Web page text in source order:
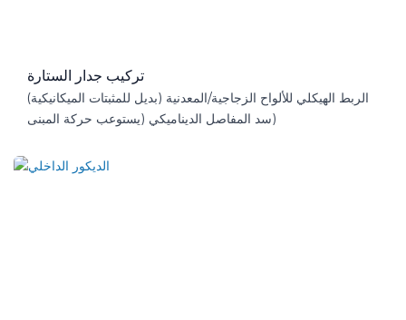
تركيب جدار الستارة
الربط الهيكلي للألواح الزجاجية/المعدنية (بديل للمثبتات الميكانيكية)
سد المفاصل الديناميكي (يستوعب حركة المبنى)